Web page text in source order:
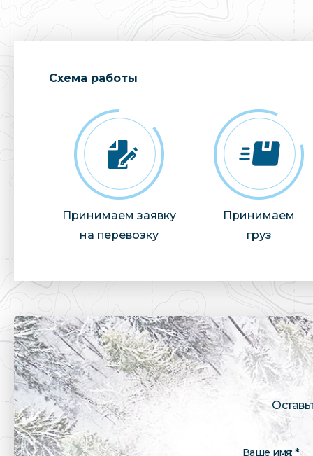
Cхема работы
Принимаем заявку
на перевозку
Принимаем
груз
Ваше имя: *